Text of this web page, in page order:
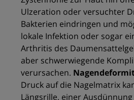
Ulzeration oder versuchter
Bakterien eindringen und
lokale Infektion oder sogar
Arthritis des
aber schwerwiegende
verursachen.
Druck auf die Nagelmatrix
Längsrille, einer